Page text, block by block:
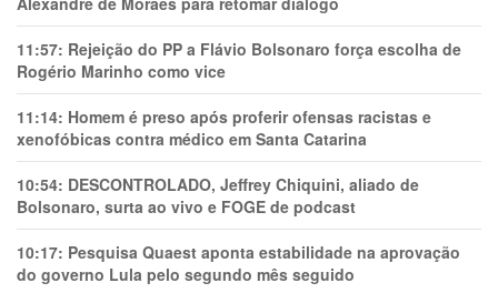
11:57: Rejeição do PP a Flávio Bolsonaro força escolha de
Rogério Marinho como vice
11:14: Homem é preso após proferir ofensas racistas e
xenofóbicas contra médico em Santa Catarina
10:54: DESCONTROLADO, Jeffrey Chiquini, aliado de
Bolsonaro, surta ao vivo e FOGE de podcast
10:17: Pesquisa Quaest aponta estabilidade na aprovação
do governo Lula pelo segundo mês seguido